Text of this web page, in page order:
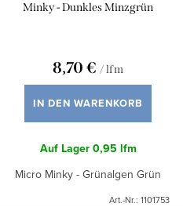
Minky - Dunkles Minzgrün
8,70 € / lfm
IN DEN WARENKORB
Auf Lager0,95 lfm
Micro Minky - Grünalgen Grün
Art.-Nr.: 1101753